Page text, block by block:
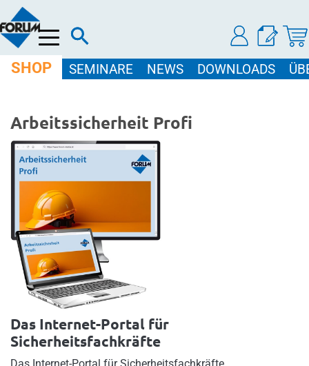
Menü
SHOP SEMINARE NEWS DOWNLOADS
Arbeitssicherheit Profi
Das Internet-Portal für
Sicherheitsfachkräfte